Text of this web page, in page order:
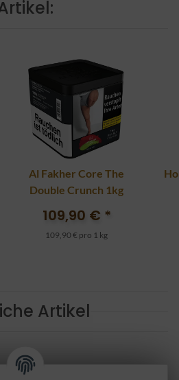
Al Fakher Core The
Double Crunch 1kg
109,90 € *
109,90 € pro 1 kg
Artikel